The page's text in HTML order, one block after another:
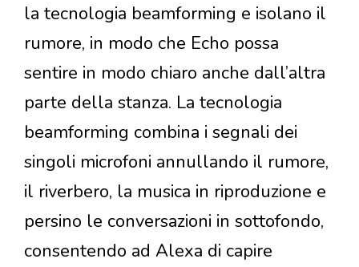
la tecnologia beamforming e isolano il
rumore, in modo che Echo possa
sentire in modo chiaro anche dall’altra
parte della stanza. La tecnologia
beamforming combina i segnali dei
singoli microfoni annullando il rumore,
il riverbero, la musica in riproduzione e
persino le conversazioni in sottofondo,
consentendo ad Alexa di capire